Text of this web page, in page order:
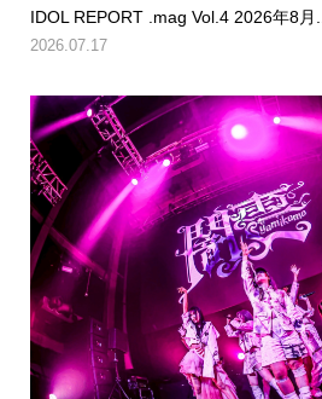
IDOL REPORT .mag Vol.4 2026年8月...
2026.07.17